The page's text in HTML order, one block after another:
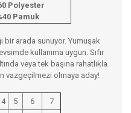
Polyester
Pamuk
bir arada sunuyor. Yumuşak
kullanıma uygun. Sıfır
veya tek başına rahatlıkla
vazgeçilmezi olmaya aday!
4 5 6
7